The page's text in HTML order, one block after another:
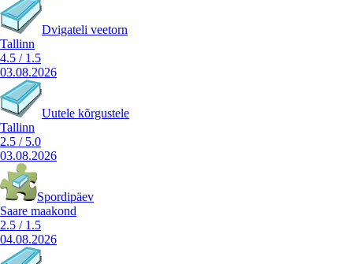
Dvigateli veetorn
Tallinn
4.5 / 1.5
03.08.2026
Uutele kõrgustele
Tallinn
2.5 / 5.0
03.08.2026
Spordipäev
Saare maakond
2.5 / 1.5
04.08.2026